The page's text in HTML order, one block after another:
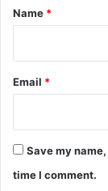
*
Name *
Email *
Save my
time I comment.